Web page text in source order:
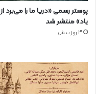
پوستر رسمی «دریا ما را می‌برد از
یاد» منتشر شد
3 روز پیش